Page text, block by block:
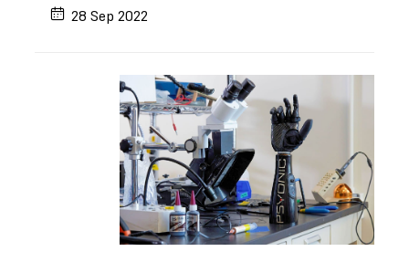
28 Sep 2022